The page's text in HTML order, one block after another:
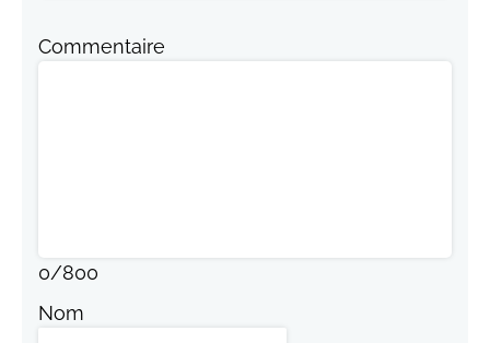
Commentaire
0/800
Nom